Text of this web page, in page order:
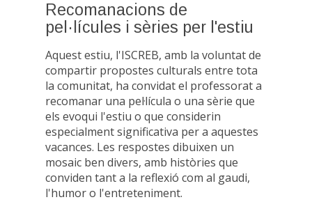
Recomanacions de
pel·lícules i sèries per l'estiu
Aquest estiu, l'ISCREB, amb la voluntat de
compartir propostes culturals entre tota
la comunitat, ha convidat el professorat a
recomanar una pel·lícula o una sèrie que
els evoqui l'estiu o que considerin
especialment significativa per a aquestes
vacances. Les respostes dibuixen un
mosaic ben divers, amb històries que
conviden tant a la reflexió com al gaudi,
l'humor o l'entreteniment.